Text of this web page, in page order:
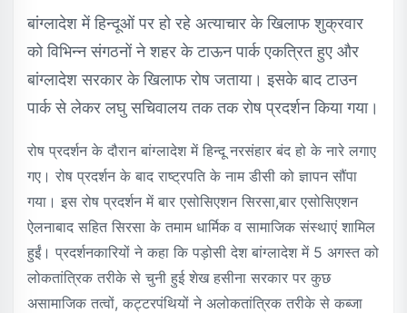
बांग्लादेश में हिन्दूओं पर हो रहे अत्याचार के खिलाफ शुक्रवार
को विभिन्न संगठनों ने शहर के टाऊन पार्क एकत्रित हुए और
बांग्लादेश सरकार के खिलाफ रोष जताया। इसके बाद टाउन
पार्क से लेकर लघु सचिवालय तक तक रोष प्रदर्शन किया गया।
रोष प्रदर्शन के दौरान बांग्लादेश में हिन्दू नरसंहार बंद हो के नारे लगाए
गए। रोष प्रदर्शन के बाद राष्ट्रपति के नाम डीसी को ज्ञापन सौंपा
गया। इस रोष प्रदर्शन में बार एसोसिएशन सिरसा,बार एसोसिएशन
ऐलनाबाद सहित सिरसा के तमाम धार्मिक व सामाजिक संस्थाएं शामिल
हुईं। प्रदर्शनकारियों ने कहा कि पड़ोसी देश बांग्लादेश में 5 अगस्त को
लोकतांत्रिक तरीके से चुनी हुई शेख हसीना सरकार पर कुछ
असामाजिक तत्वों, कट्टरपंथियों ने अलोकतांत्रिक तरीके से कब्जा